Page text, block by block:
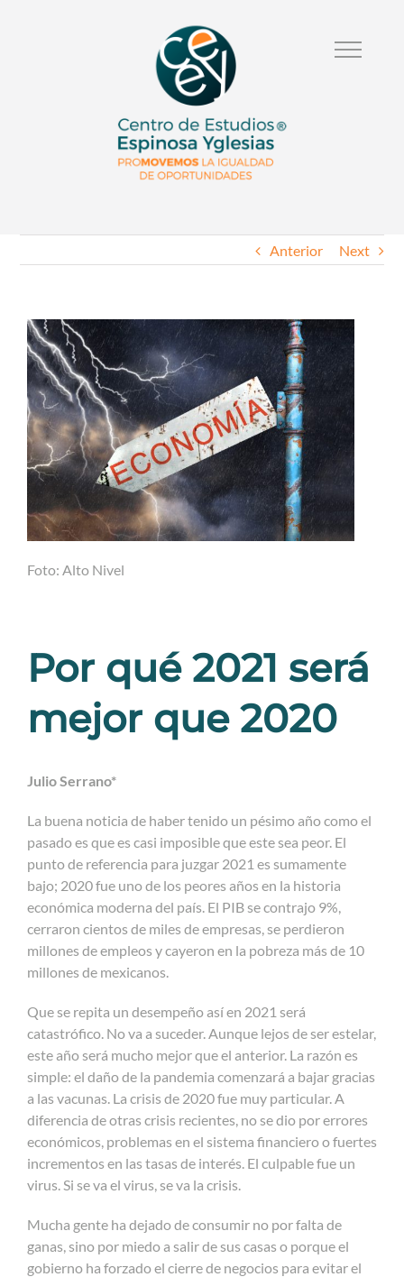
Anterior Next
Foto: Alto Nivel
Por qué 2021 será
mejor que 2020
Julio Serrano*
La buena noticia de haber tenido un pésimo año como el
pasado es que es casi imposible que este sea peor. El
punto de referencia para juzgar 2021 es sumamente
bajo; 2020 fue uno de los peores años en la historia
económica moderna del país. El PIB se contrajo 9%,
cerraron cientos de miles de empresas, se perdieron
millones de empleos y cayeron en la pobreza más de 10
millones de mexicanos.
Que se repita un desempeño así en 2021 será
catastrófico. No va a suceder. Aunque lejos de ser estelar,
este año será mucho mejor que el anterior. La razón es
simple: el daño de la pandemia comenzará a bajar gracias
a las vacunas. La crisis de 2020 fue muy particular. A
diferencia de otras crisis recientes, no se dio por errores
económicos, problemas en el sistema financiero o fuertes
incrementos en las tasas de interés. El culpable fue un
virus. Si se va el virus, se va la crisis.
Mucha gente ha dejado de consumir no por falta de
ganas, sino por miedo a salir de sus casas o porque el
gobierno ha forzado el cierre de negocios para evitar el